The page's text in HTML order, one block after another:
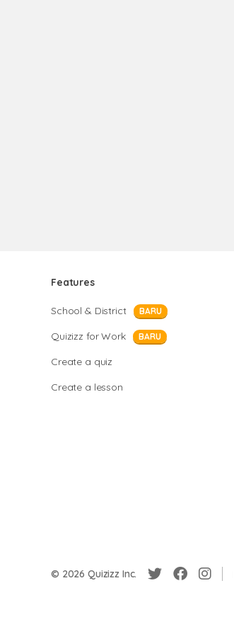
Features
School & District BARU
Quizizz for Work BARU
Create a quiz
Create a lesson
© 2026 Quizizz Inc.